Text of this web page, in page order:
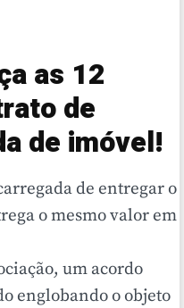
as 12
de
de imóvel!
de entregar o
o mesmo valor em
um acordo
englobando o objeto